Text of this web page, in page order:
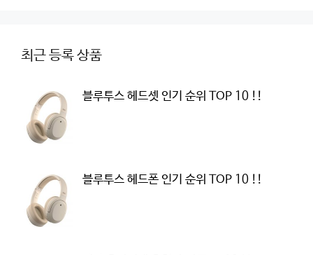
최근 등록 상품
블루투스 헤드셋 인기 순위 TOP 10 !!
블루투스 헤드폰 인기 순위 TOP 10 !!